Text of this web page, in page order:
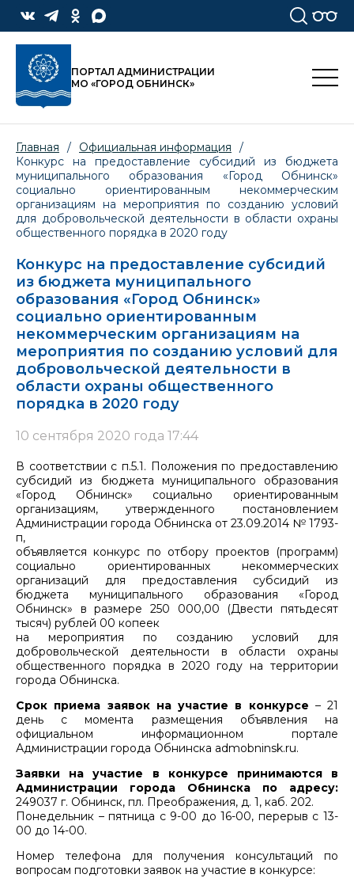
ПОРТАЛ АДМИНИСТРАЦИИ
МО «ГОРОД ОБНИНСК»
Главная / Официальная информация
/
Конкурс на предоставление субсидий из бюджета
муниципального образования «Город Обнинск»
социально ориентированным некоммерческим
организациям на мероприятия по созданию условий
для добровольческой деятельности в области охраны
общественного порядка в 2020 году
Конкурс на предоставление субсидий
из бюджета муниципального
образования «Город Обнинск»
социально ориентированным
некоммерческим организациям на
мероприятия по созданию условий для
добровольческой деятельности в
области охраны общественного
порядка в 2020 году
10 сентября 2020 года 17:44
В соответствии с п.5.1. Положения по предоставлению
субсидий из бюджета муниципального образования
«Город Обнинск» социально ориентированным
организациям, утвержденного постановлением
Администрации города Обнинска от 23.09.2014 № 1793-
п,
объявляется конкурс по отбору проектов (программ)
социально ориентированных некоммерческих
организаций для предоставления субсидий из
бюджета муниципального образования «Город
Обнинск» в размере 250 000,00 (Двести пятьдесят
тысяч) рублей 00 копеек
на мероприятия по созданию условий для
добровольческой деятельности в области охраны
общественного порядка в 2020 году на территории
города Обнинска.
Срок приема заявок на участие в конкурсе – 21
день с момента размещения объявления на
официальном информационном портале
Администрации города Обнинска admobninsk.ru.
Заявки на участие в конкурсе принимаются в
Администрации города Обнинска по адресу:
249037 г. Обнинск, пл. Преображения, д. 1, каб. 202.
Понедельник – пятница с 9-00 до 16-00, перерыв с 13-
00 до 14-00.
Номер телефона для получения консультаций по
вопросам подготовки заявок на участие в конкурсе: